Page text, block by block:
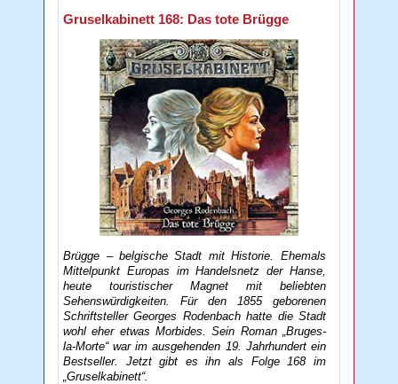
Gruselkabinett 168: Das tote Brügge
Brügge – belgische Stadt mit Historie. Ehemals
Mittelpunkt Europas im Handelsnetz der Hanse,
heute touristischer Magnet mit beliebten
Sehenswürdigkeiten. Für den 1855 geborenen
Schriftsteller Georges Rodenbach hatte die Stadt
wohl eher etwas Morbides. Sein Roman „Bruges-
la-Morte“ war im ausgehenden 19. Jahrhundert ein
Bestseller. Jetzt gibt es ihn als Folge 168 im
„Gruselkabinett“.